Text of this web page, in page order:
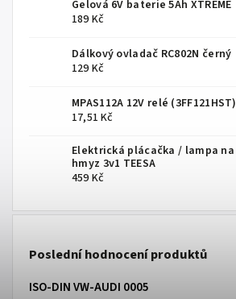
Gelová 6V baterie 5Ah XTREME
189 Kč
Dálkový ovladač RC802N černý
129 Kč
MPAS112A 12V relé (3FF121HST)
17,51 Kč
Elektrická plácačka / lampa na
hmyz 3v1 TEESA
459 Kč
Poslední hodnocení produktů
ISO-DIN VW-AUDI 0005